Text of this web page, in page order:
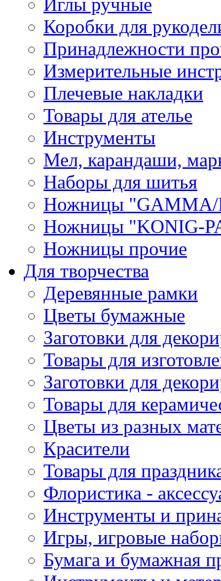
Коробки для
Принадлежности
Измерительные
Плечевые накладки
Товары для ателье
Инструменты
Мел, карандаши,
Наборы для шитья
Ножницы "GAMMA/
Ножницы "KONIG-
Ножницы прочие
Для творчества
Деревянные рамки
Цветы бумажные
Заготовки для
Товары для
Заготовки для
Товары для
Цветы из разных
Красители
Товары для
Флористика -
Инструменты и
Игры, игровые
Бумага и бумажная